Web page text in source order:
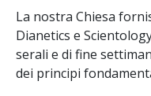
La nostra Chiesa
Dianetics e
serali e di fine
dei principi